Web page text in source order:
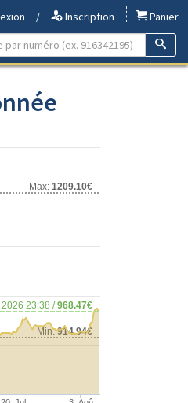
/ Inscription
Panier
Min:914.94€
Max: 1209.10€
23:38 /968.47€